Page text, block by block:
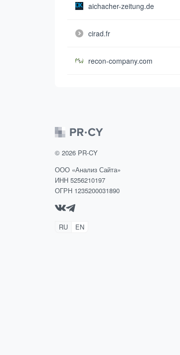
aichacher-zeitung.de
cirad.fr
recon-company.com
© 2026 PR-CY
ООО «Анализ Сайта»
ИНН 5256210197
ОГРН 1235200031890
RU EN